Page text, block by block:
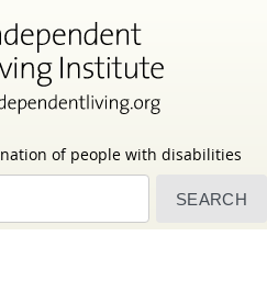
of people with disabilities